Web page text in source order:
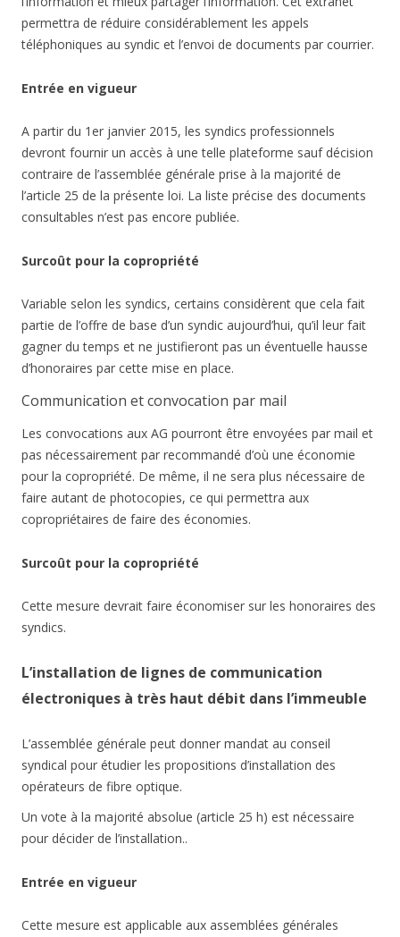
permettra de réduire considérablement les appels
téléphoniques au syndic et l’envoi de documents par courrier.
Entrée en vigueur
A partir du 1er janvier 2015, les syndics professionnels
devront fournir un accès à une telle plateforme sauf décision
contraire de l’assemblée générale prise à la majorité de
l’article 25 de la présente loi. La liste précise des documents
consultables n’est pas encore publiée.
Surcoût pour la copropriété
Variable selon les syndics, certains considèrent que cela fait
partie de l’offre de base d’un syndic aujourd’hui, qu’il leur fait
gagner du temps et ne justifieront pas un éventuelle hausse
d’honoraires par cette mise en place.
Communication et convocation par mail
Les convocations aux AG pourront être envoyées par mail et
pas nécessairement par recommandé d’où une économie
pour la copropriété. De même, il ne sera plus nécessaire de
faire autant de photocopies, ce qui permettra aux
copropriétaires de faire des économies.
Surcoût pour la copropriété
Cette mesure devrait faire économiser sur les honoraires des
syndics.
L’installation de lignes de communication
électroniques à très haut débit dans l’immeuble
L’assemblée générale peut donner mandat au conseil
syndical pour étudier les propositions d’installation des
opérateurs de fibre optique.
Un vote à la majorité absolue (article 25 h) est nécessaire
pour décider de l’installation..
Entrée en vigueur
Cette mesure est applicable aux assemblées générales